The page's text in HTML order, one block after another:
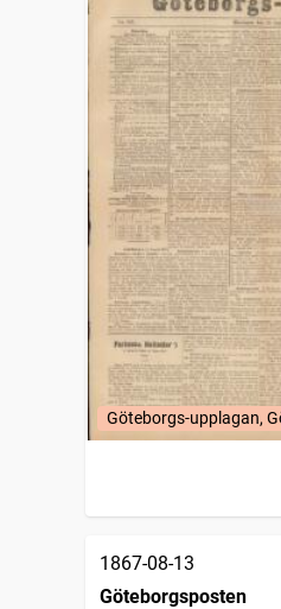
Göteborgs-upplagan,
1867-08-13
Göteborgsposten